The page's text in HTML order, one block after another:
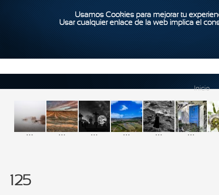
Usamos Cookies para mejorar tu
Usar cualquier enlace de la web implica el
Inicio
... ... ... ... ... ...
125